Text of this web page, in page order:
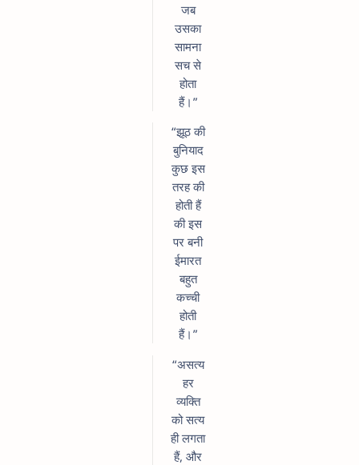
जब
उसका
सामना
सच से
होता
हैं।”
“झूठ की
बुनियाद
कुछ इस
तरह की
होती हैं
की इस
पर बनी
ईमारत
बहुत
कच्ची
होती
हैं।”
“असत्य
हर
व्यक्ति
को सत्य
ही लगता
हैं, और